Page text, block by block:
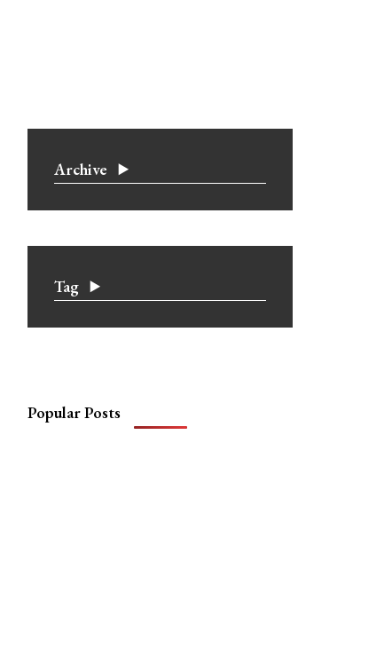
Archive
Tag
Popular Posts